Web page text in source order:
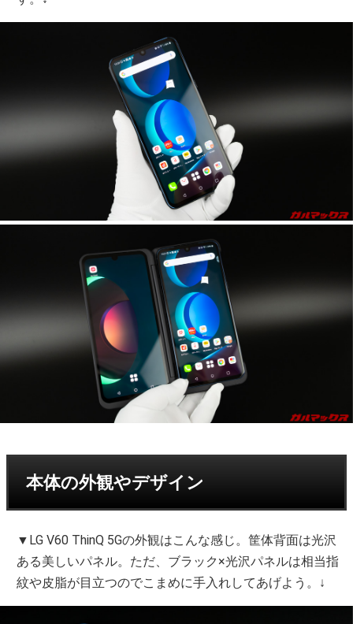
本体の外観やデザイン
▼LG V60 ThinQ 5Gの外観はこんな感じ。筐体背面は光沢
ある美しいパネル。ただ、ブラック×光沢パネルは相当指
紋や皮脂が目立つのでこまめに手入れしてあげよう。↓